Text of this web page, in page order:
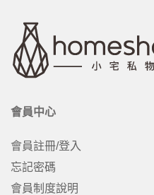
會員中心
會員註冊/登入
忘記密碼
會員制度說明